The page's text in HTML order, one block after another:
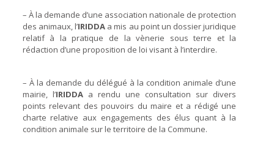
– À la demande d’une association nationale de protection
des animaux, l’IRIDDA a mis au point un dossier juridique
relatif à la pratique de la vènerie sous terre et la
rédaction d’une proposition de loi visant à l’interdire.
– À la demande du délégué à la condition animale d’une
mairie, l’IRIDDAa rendu une consultation sur divers
points relevant des pouvoirs du maire et a rédigé une
charte relative aux engagements des élus quant à la
condition animale sur le territoire de la Commune.